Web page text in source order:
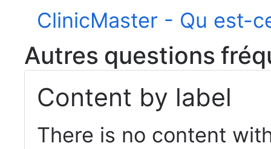
ClinicMaster - Qu est-
Autres questions
Content by label
There is no content